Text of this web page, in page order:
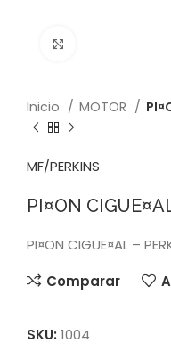
Inicio MOTOR
MF/PERKINS
PI¤ON
PI¤ON CIGUE¤AL –
Comparar
SKU: 1004